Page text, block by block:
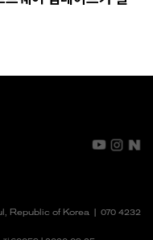
Republic of Korea | 070 4232